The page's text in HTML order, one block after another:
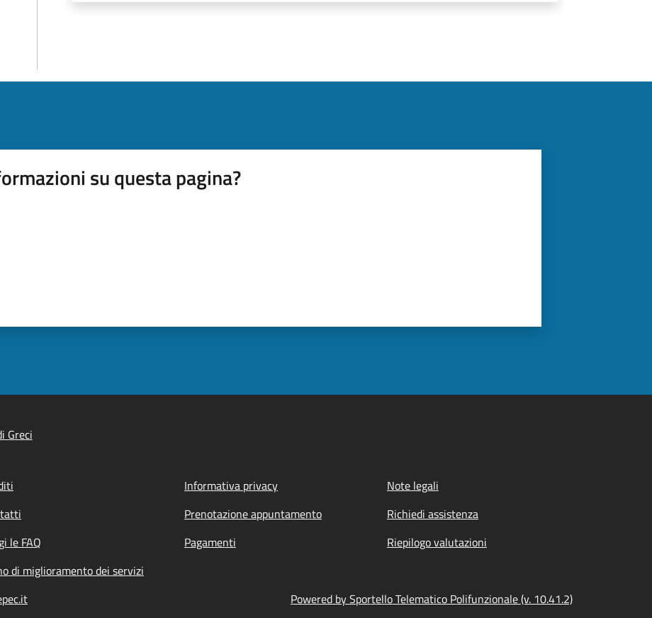
su questa pagina?
Greci
Informativa privacy
Note legali
Prenotazione appuntamento
Richiedi assistenza
le FAQ Pagamenti
Riepilogo valutazioni
di miglioramento dei servizi
Powered by Sportello Telematico Polifunzionale (v. 10.41.2)